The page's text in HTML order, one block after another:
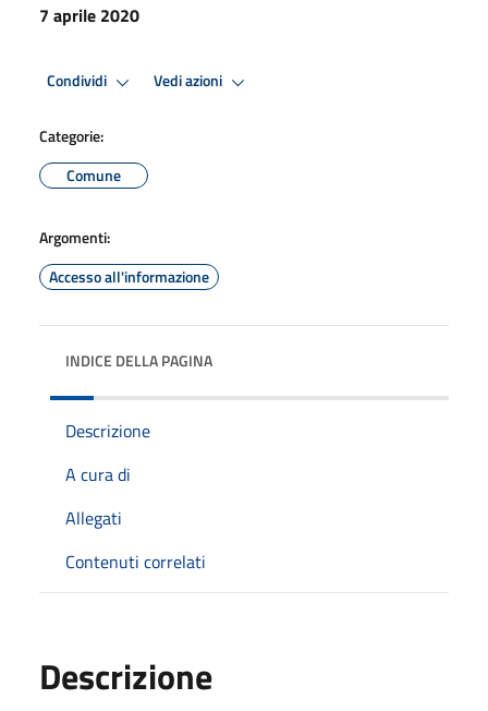
7 aprile 2020
Condividi Vedi azioni
Categorie:
Comune
Argomenti:
Accesso all'informazione
INDICE DELLA PAGINA
Descrizione
A cura di
Allegati
Contenuti correlati
Descrizione